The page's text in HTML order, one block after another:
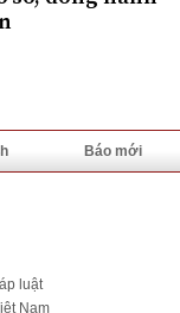
Báo mới
luật
Nam